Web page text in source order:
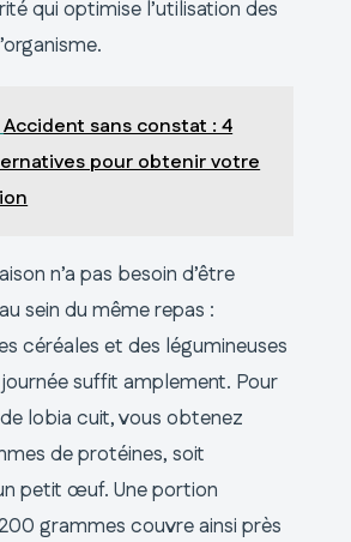
qui optimise l’utilisation des
Accident sans constat : 4
pour obtenir votre
n’a pas besoin d’être
sein du même repas :
céréales et des légumineuses
suffit amplement. Pour
lobia cuit, vous obtenez
de protéines, soit
petit œuf. Une portion
grammes couvre ainsi près